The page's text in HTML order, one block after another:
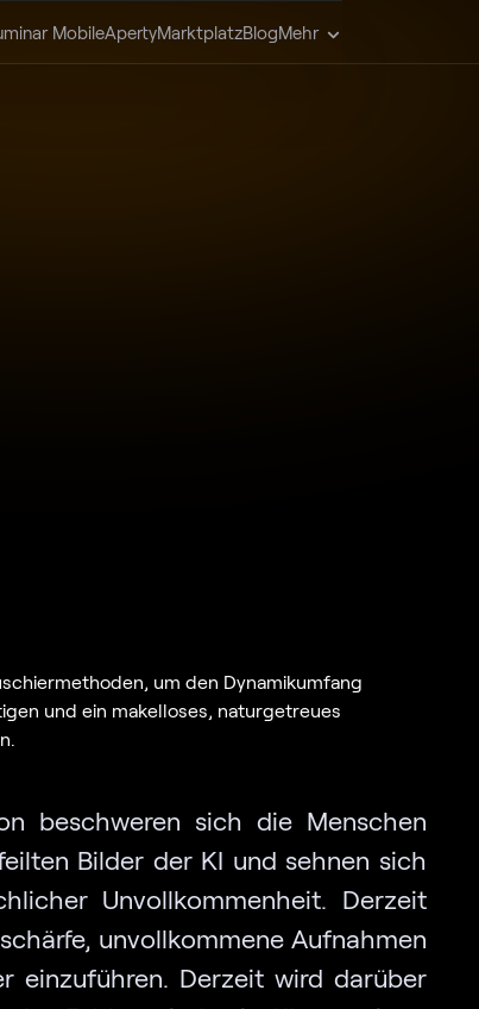
MobileApertyMarktplatzBlogMehr
um den Dynamikumfang
und ein makelloses, naturgetreues
beschweren sich die Menschen
Bilder der KI und sehnen sich
Unvollkommenheit. Derzeit
unvollkommene Aufnahmen
einzuführen. Derzeit wird darüber